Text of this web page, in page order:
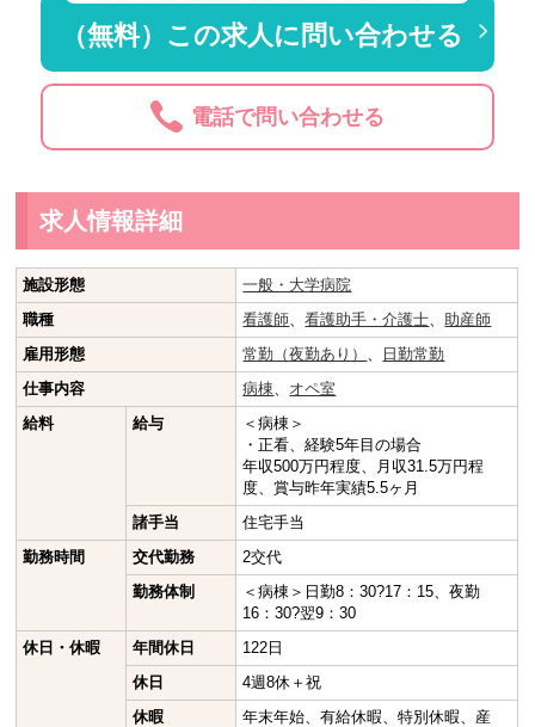
（無料）この求人に問い合わせる
電話で問い合わせる
求人情報詳細
施設形態
一般・大学病院
職種
看護師 、看護助手・介護士
助産師
雇用形態
常勤（夜勤あり）
日勤常勤
仕事内容
病棟
オペ室
給料
給与
＜病棟＞
・正看、経験5年目の場合
年収500万円程度、月収31.5万円程
度、賞与昨年実績5.5ヶ月
諸手当
住宅手当
勤務時間
交代勤務
2交代
勤務体制
＜病棟＞日勤8：30?17：15、夜勤
16：30?翌9：30
休日・休暇
年間休日
122日
休日
4週8休＋祝
休暇
年末年始、有給休暇、特別休暇、産